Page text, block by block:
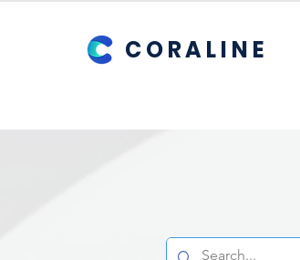
CORALINE